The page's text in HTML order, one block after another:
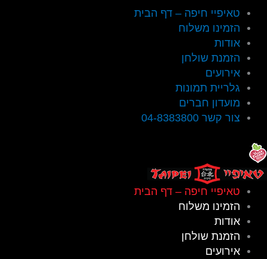
טאיפיי חיפה – דף הבית
הזמינו משלוח
אודות
הזמנת שולחן
אירועים
גלריית תמונות
מועדון חברים
צור קשר 04-8383800
טאיפיי חיפה – דף הבית
הזמינו משלוח
אודות
הזמנת שולחן
אירועים